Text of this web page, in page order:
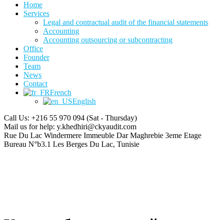
Home
Services
Legal and contractual audit of the financial statements
Accounting
Accounting outsourcing or subcontracting
Office
Founder
Team
News
Contact
French
English
Call Us: +216 55 970 094 (Sat - Thursday)
Mail us for help: y.khedhiri@ckyaudit.com
Rue Du Lac Windermere Immeuble Dar Maghrebie 3eme Etage
Bureau N°b3.1 Les Berges Du Lac, Tunisie